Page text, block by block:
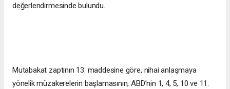
değerlendirmesinde bulundu.
Mutabakat zaptının 13. maddesine göre, nihai anlaşmaya
yönelik müzakerelerin başlamasının, ABD’nin 1, 4, 5, 10 ve 11.